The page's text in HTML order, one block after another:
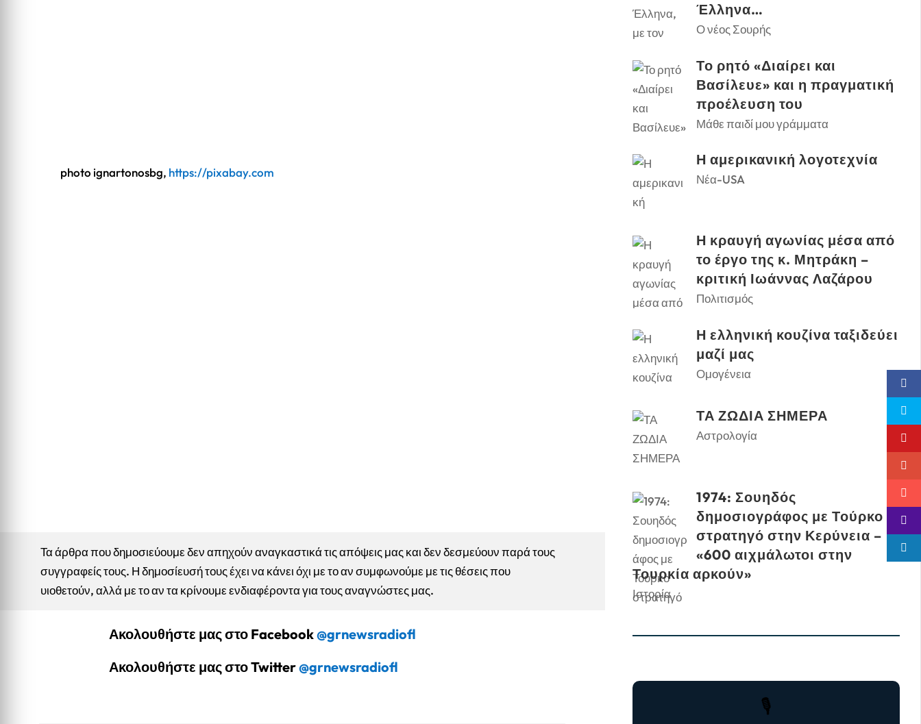
photo ignartonosbg, https://pixabay.com
Τα άρθρα που δημοσιεύουμε δεν απηχούν αναγκαστικά τις απόψεις μας και δεν δεσμεύουν παρά τους
συγγραφείς τους. Η δημοσίευσή τους έχει να κάνει όχι με το αν συμφωνούμε με τις θέσεις που
υιοθετούν, αλλά με το αν τα κρίνουμε ενδιαφέροντα για τους αναγνώστες μας.
Ακολουθήστε μας στο Facebook@grnewsradiofl
Ακολουθήστε μας στο Twitter@grnewsradiofl
Έλληνα…
Ο νέος Σουρής
Το ρητό «Διαίρει και
Βασίλευε» και η πραγματική
προέλευση του
Μάθε παιδί μου γράμματα
Η αμερικανική λογοτεχνία
Νέα-USA
Η κραυγή αγωνίας μέσα από
το έργο της κ. Μητράκη –
κριτική Ιωάννας Λαζάρου
Πολιτισμός
Η ελληνική κουζίνα ταξιδεύει
μαζί μας
Ομογένεια
ΤΑ ΖΩΔΙΑ ΣΗΜΕΡΑ
Αστρολογία
1974: Σουηδός
δημοσιογράφος με Τούρκο
στρατηγό στην Κερύνεια –
«600 αιχμάλωτοι στην
Τουρκία αρκούν»
Ιστορία
🎙